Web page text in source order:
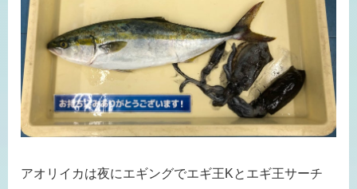
アオリイカは夜にエギングでエギ王Kとエギ王サーチ